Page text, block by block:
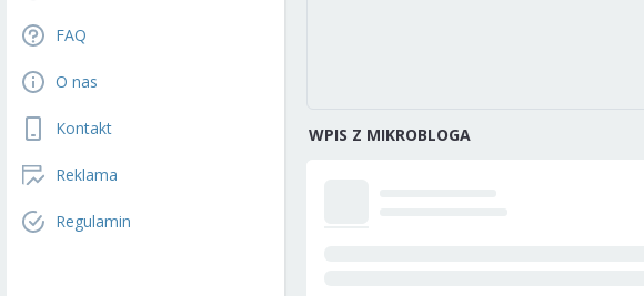
FAQ
O nas
Kontakt
Reklama
Regulamin
WPIS Z MIKROBLOGA